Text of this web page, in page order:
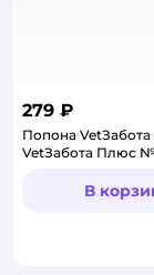
279 ₽
Попона VetЗабота
VetЗабота Плюс
В